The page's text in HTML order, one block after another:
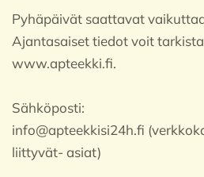
Pyhäpäivät saattavat
Ajantasaiset tiedot voit
www.apteekki.fi.
Sähköposti:
info@apteekkisi24h.fi
liittyvät- asiat)